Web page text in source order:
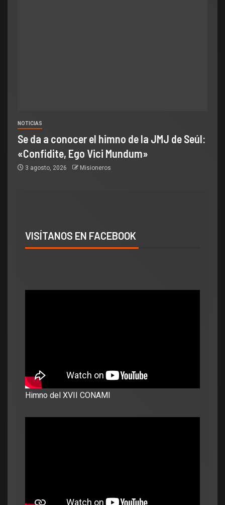
NOTICIAS
Se da a conocer el himno de la JMJ de Seúl:
«Confidite, Ego Vici Mundum»
3 agosto, 2026 Misioneros
VISÍTANOS EN FACEBOOK
Himno del XVII CONAMI